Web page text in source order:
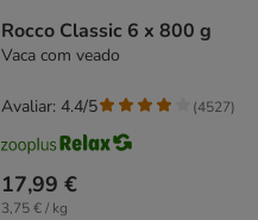
Rocco Classic 6 x 800 g
Vaca com veado
17,99 €
3,75 € / kg
Avaliar: 4.4/5 (4527)